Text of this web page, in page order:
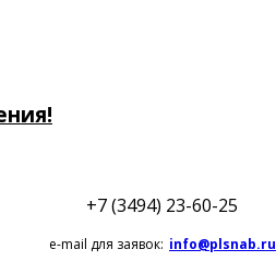
+7 (3494) 23-60-25
e-mail для заявок: info@plsnab.ru